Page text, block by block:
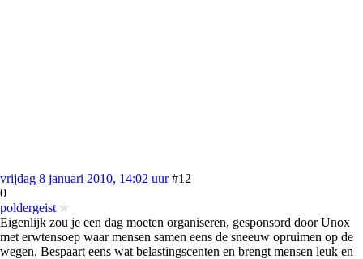
vrijdag 8 januari 2010, 14:02 uur #12
0
poldergeist
Eigenlijk zou je een dag moeten organiseren, gesponsord door Unox
met erwtensoep waar mensen samen eens de sneeuw opruimen op de
wegen. Bespaart eens wat belastingscenten en brengt mensen leuk en